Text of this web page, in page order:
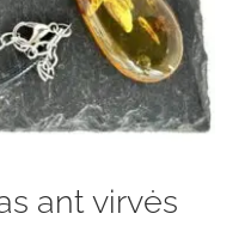
ant virvės